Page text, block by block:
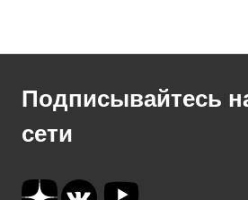
Подписывайтесь
сети